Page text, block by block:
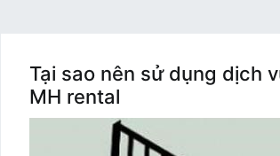
Tại sao nên sử dụng dịch
MH rental